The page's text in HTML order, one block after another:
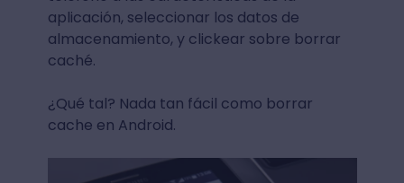
aplicación, seleccionar los datos de
almacenamiento, y clickear sobre borrar
caché.
¿Qué tal? Nada tan fácil como borrar
cache en Android.